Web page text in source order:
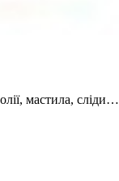
мастила, сліди…